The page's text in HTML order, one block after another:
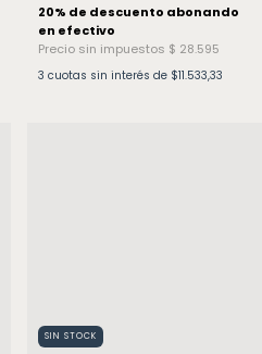
3 cuotas sin interés de $11.533,33
SIN STOCK